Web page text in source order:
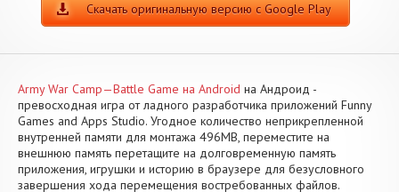
Скачать оригинальную версию с Google Play
Army War Camp—Battle Game на Android на Андроид -
превосходная игра от ладного разработчика приложений Funny
Games and Apps Studio. Угодное количество неприкрепленной
внутренней памяти для монтажа 496MB, переместите на
внешнюю память перетащите на долговременную память
приложения, игрушки и историю в браузере для безусловного
завершения хода перемещения востребованных файлов.